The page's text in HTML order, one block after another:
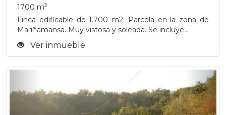
1700 m2
Finca edificable de 1.700 m2. Parcela en la zona de
Mariñamansa. Muy vistosa y soleada. Se incluye...
Ver inmueble
Next